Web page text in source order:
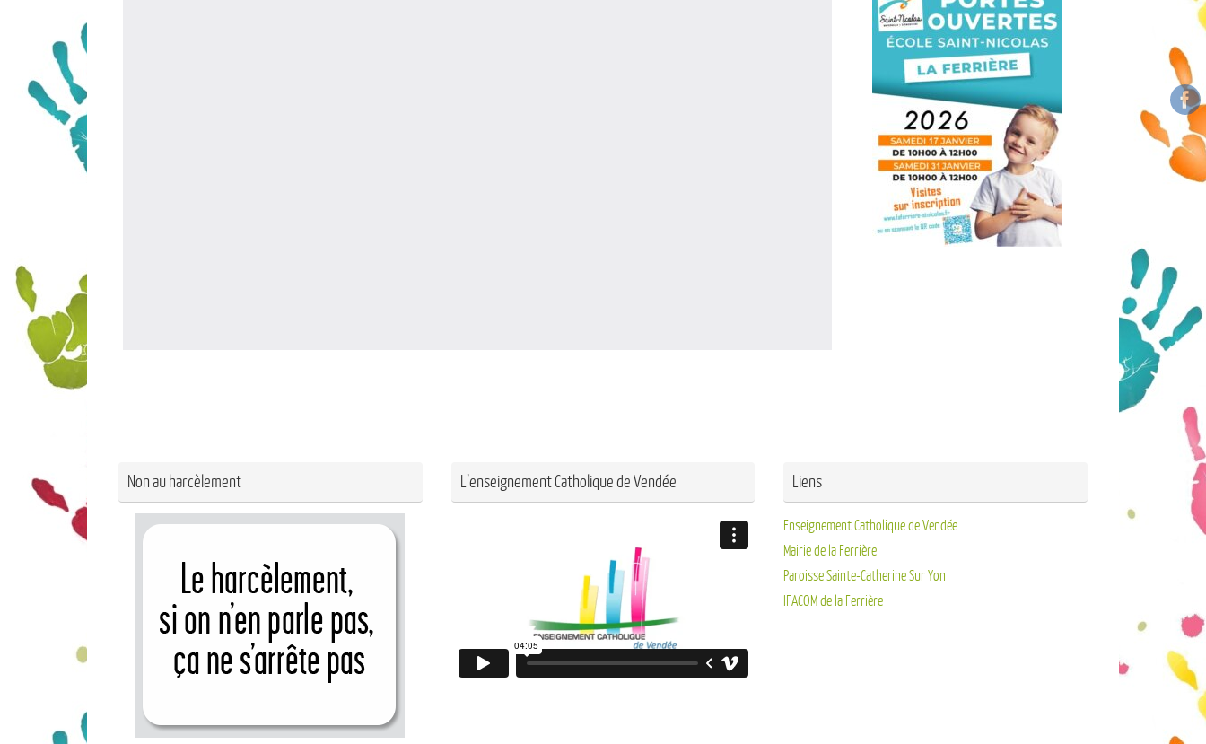
Non au harcèlement L’enseignement Catholique de Vendée Liens
Enseignement Catholique de Vendée
Mairie de la Ferrière
Paroisse Sainte-Catherine Sur Yon
IFACOM de la Ferrière